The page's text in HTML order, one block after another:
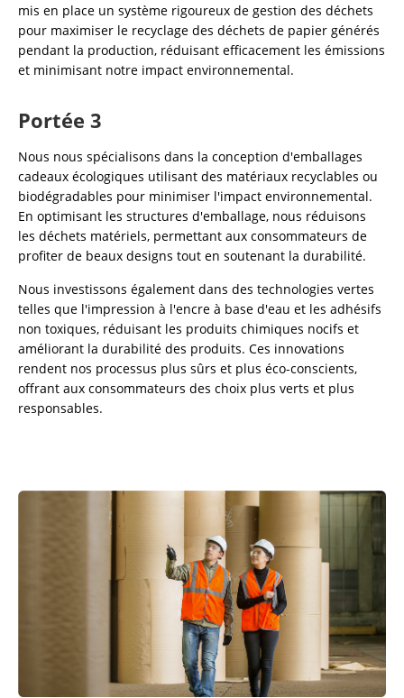
mis en place un système rigoureux de gestion des déchets
pour maximiser le recyclage des déchets de papier générés
pendant la production, réduisant efficacement les émissions
et minimisant notre impact environnemental.
Portée 3
Nous nous spécialisons dans la conception d'emballages
cadeaux écologiques utilisant des matériaux recyclables ou
biodégradables pour minimiser l'impact environnemental.
En optimisant les structures d'emballage, nous réduisons
les déchets matériels, permettant aux consommateurs de
profiter de beaux designs tout en soutenant la durabilité.
Nous investissons également dans des technologies vertes
telles que l'impression à l'encre à base d'eau et les adhésifs
non toxiques, réduisant les produits chimiques nocifs et
améliorant la durabilité des produits. Ces innovations
rendent nos processus plus sûrs et plus éco-conscients,
offrant aux consommateurs des choix plus verts et plus
responsables.